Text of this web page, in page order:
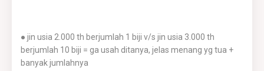
● jin usia 2.000 th berjumlah 1 biji v/s jin usia 3.000 th
berjumlah 10 biji = ga usah ditanya, jelas menang yg tua +
banyak jumlahnya